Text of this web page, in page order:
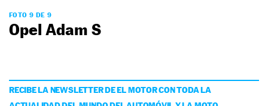
FOTO 9 DE 9
Opel Adam S
RECIBE LA NEWSLETTER DE EL MOTOR CON TODA LA